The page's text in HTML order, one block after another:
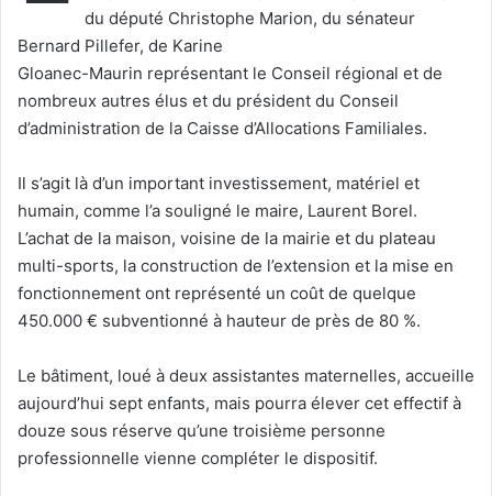
du député Christophe Marion, du sénateur
Bernard Pillefer, de Karine
Gloanec-Maurin représentant le Conseil régional et de
nombreux autres élus et du président du Conseil
d’administration de la Caisse d’Allocations Familiales.
Il s’agit là d’un important investissement, matériel et
humain, comme l’a souligné le maire, Laurent Borel.
L’achat de la maison, voisine de la mairie et du plateau
multi-sports, la construction de l’extension et la mise en
fonctionnement ont représenté un coût de quelque
450.000 € subventionné à hauteur de près de 80 %.
Le bâtiment, loué à deux assistantes maternelles, accueille
aujourd’hui sept enfants, mais pourra élever cet effectif à
douze sous réserve qu’une troisième personne
professionnelle vienne compléter le dispositif.